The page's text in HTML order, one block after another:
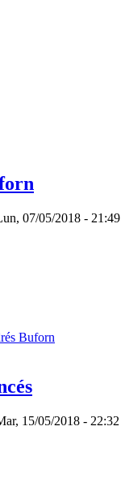
07/05/2018 - 21:49
Buforn
15/05/2018 - 22:32